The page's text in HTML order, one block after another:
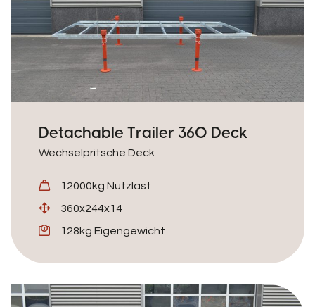
Detachable Trailer 360 Deck
Wechselpritsche Deck
12000kg Nutzlast
360x244x14
128kg Eigengewicht